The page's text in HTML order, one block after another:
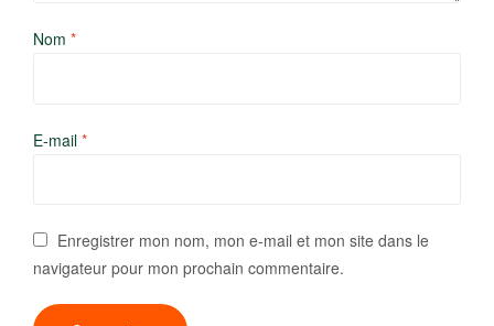
Nom *
E-mail *
Enregistrer mon nom, mon e-mail et mon site dans le
navigateur pour mon prochain commentaire.